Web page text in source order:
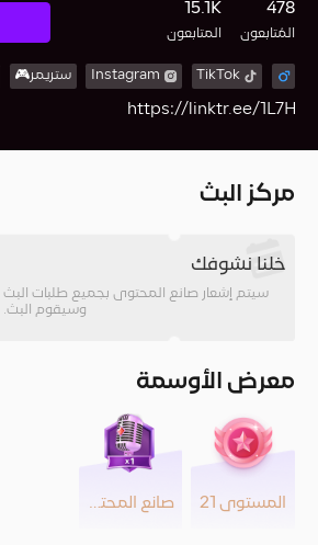
478
المُتابعون
15.1K
المتابعون
TikTok ستريمر🎮
https://linktr.ee/1L7H
مركز البث
خلنا نشوفك
سيتم إشعار صانع المحتوى بجميع طلبات البث
وسيقوم البث.
معرض الأوسمة
المستوى 21 صانع المحتوى